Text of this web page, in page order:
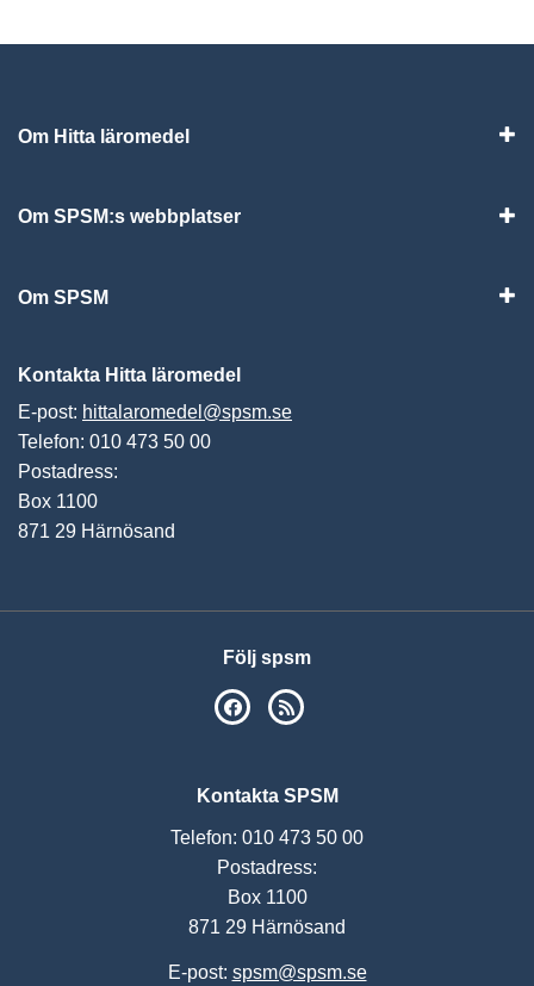
Om Hitta läromedel
Om SPSM:s webbplatser
Om SPSM
Kontakta Hitta läromedel
E-post: hittalaromedel@spsm.se
Telefon: 010 473 50 00
Postadress:
Box 1100
871 29 Härnösand
Följ spsm
SPSM på Facebook
Kontakta SPSM
Telefon: 010 473 50 00
Postadress:
Box 1100
871 29 Härnösand
E-post: spsm@spsm.se